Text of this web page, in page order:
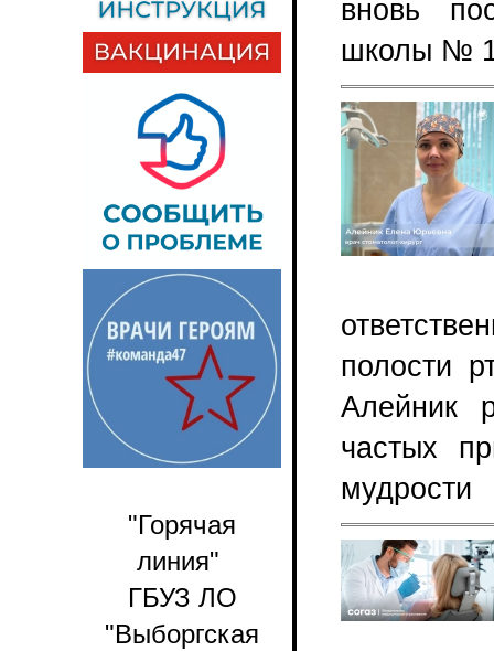
"Горячая
линия"
ГБУЗ ЛО
"Выборгская
вновь
школы №
полости
Алейник
частых
мудрости